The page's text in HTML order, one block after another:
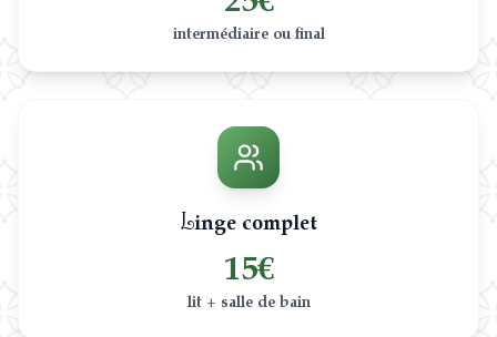
intermédiaire ou final
Linge complet
15€
lit + salle de bain